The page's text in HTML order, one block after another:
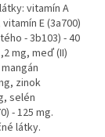
vitamín A
E (3a700)
- 3b103) - 40
mg, meď (II)
zinok
selén
- 125 mg.
látky.